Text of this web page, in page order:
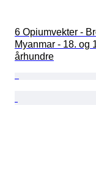
6 Opiumvekter -
Myanmar - 18. og
århundre